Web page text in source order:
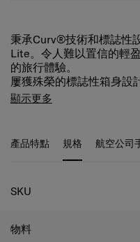
秉承Curv®技術和標誌性
Lite。令人難以置信的輕
的旅行體驗。
屢獲殊榮的標誌性箱身設
驗。 加長的雙拉捍和雙滑
顯示更多
產品特點 規格 航空公司
規格
SKU
物料